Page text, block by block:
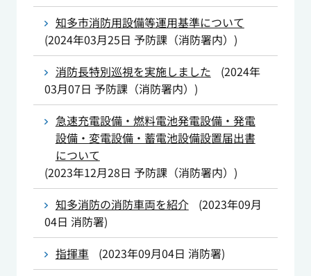
知多市消防用設備等運用基準について
(2024年03月25日 予防課（消防署内） )
消防長特別巡視を実施しました
(2024年
03月07日 予防課（消防署内） )
急速充電設備・燃料電池発電設備・発電
設備・変電設備・蓄電池設備設置届出書
について
(2023年12月28日 予防課（消防署内） )
知多消防の消防車両を紹介
(2023年09月
04日 消防署)
指揮車
(2023年09月04日 消防署)